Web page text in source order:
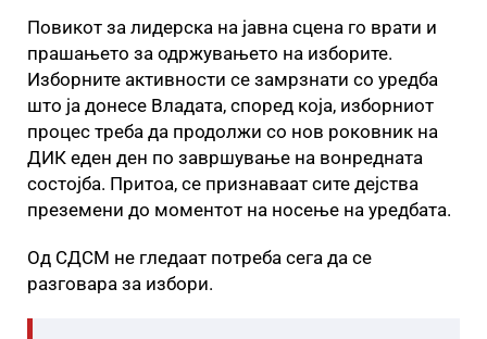
Повикот за лидерска на јавна сцена го врати и
прашањето за одржувањето на изборите.
Изборните активности се замрзнати со уредба
што ја донесе Владата, според која, изборниот
процес треба да продолжи со нов роковник на
ДИК еден ден по завршување на вонредната
состојба. Притоа, се признаваат сите дејства
преземени до моментот на носење на уредбата.
Од СДСМ не гледаат потреба сега да се
разговара за избори.